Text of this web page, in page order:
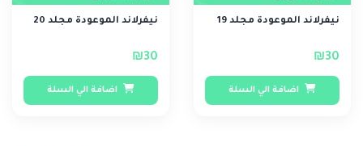
نيفرلاند الموعودة مجلد 19
₪30
اضافة الي السلة
نيفرلاند الموعودة مجلد 20
₪30
اضافة الي السلة